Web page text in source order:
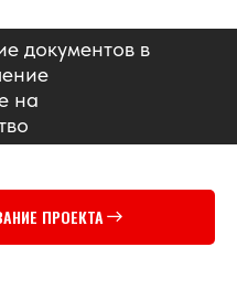
документов в
на
ПРОЕКТА